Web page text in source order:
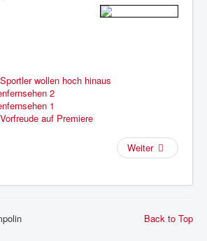
wollen hoch hinaus
2
1
auf Premiere
Weiter
Back to Top